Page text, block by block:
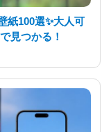
紙100選✨大人可
見つかる！